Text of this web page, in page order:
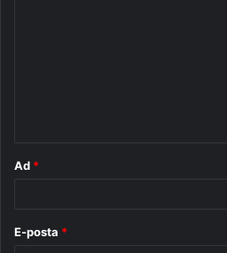
Ad *
E-posta *